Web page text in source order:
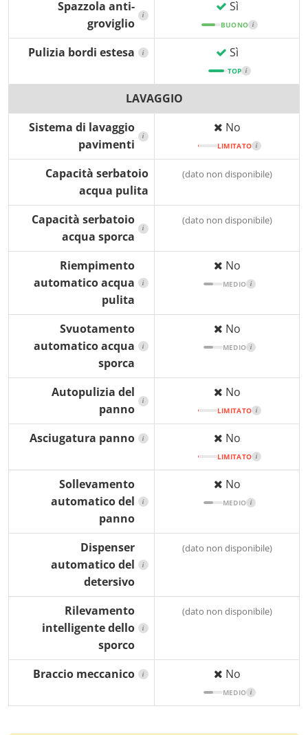
Spazzola anti-
groviglio
i
Sì
BUONO i
Pulizia bordi estesa i Sì
TOP i
LAVAGGIO
Sistema di lavaggio
pavimenti
i
No
LIMITATO i
Capacità serbatoio
acqua pulita
(dato non disponibile)
Capacità serbatoio
acqua sporca
i
(dato non disponibile)
Riempimento
automatico acqua
pulita
i
No
MEDIO i
Svuotamento
automatico acqua
sporca
i
No
MEDIO i
Autopulizia del
panno
i
No
LIMITATO i
Asciugatura panno i No
LIMITATO i
Sollevamento
automatico del
panno
i
No
MEDIO i
Dispenser
automatico del
detersivo
i
(dato non disponibile)
Rilevamento
intelligente dello
sporco
i
(dato non disponibile)
Braccio meccanico i No
MEDIO i